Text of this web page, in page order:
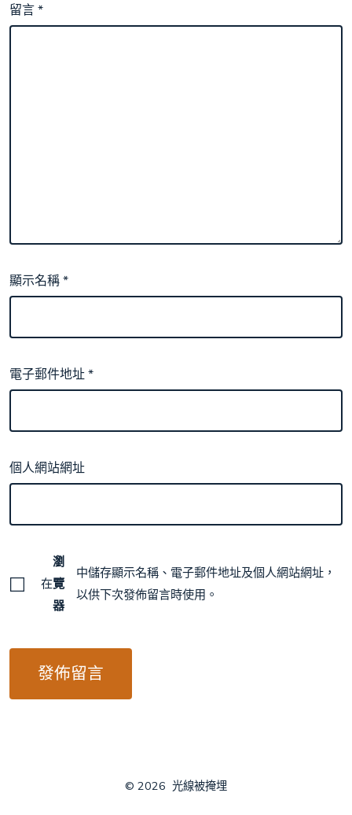
留言*
顯示名稱*
電子郵件地址*
個人網站網址
在
瀏
覽
器
中儲存顯示名稱、電子郵件地址及個人網站網址，
以供下次發佈留言時使用。
© 2026 光線被掩埋